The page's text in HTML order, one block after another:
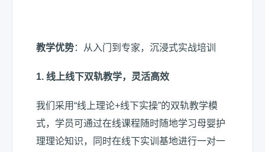
教学优势：从入门到专家，沉浸式实战培训
1. 线上线下双轨教学，灵活高效
我们采用“线上理论+线下实操”的双轨教学模
式，学员可通过在线课程随时随地学习母婴护
理理论知识，同时在线下实训基地进行一对一